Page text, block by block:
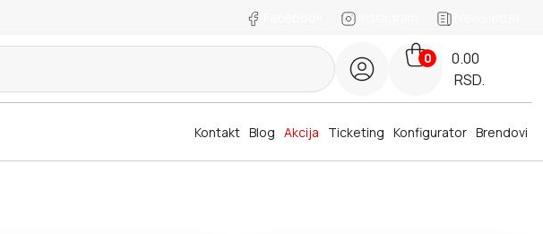
Instagram Newsletter
0
0.00
RSD.
Brendovi
Blog Akcija
Kontakt Ticketing Konfigurator